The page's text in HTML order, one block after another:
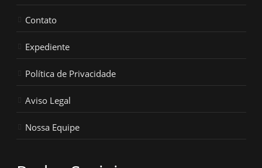
Contato
Expediente
Política de Privacidade
Aviso Legal
Nossa Equipe